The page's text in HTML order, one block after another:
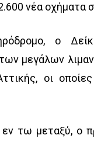
νέα οχήματα
ο
μεγάλων
οι
εν τω μεταξύ, ο